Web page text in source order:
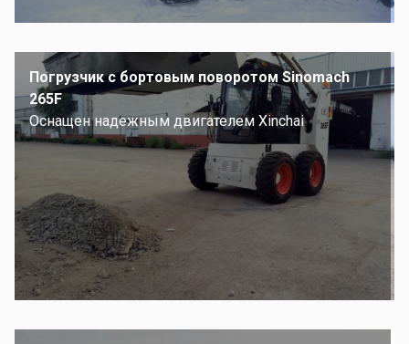
Погрузчик с бортовым поворотом Sinomach
265F
Оснащен надежным двигателем Xinchai